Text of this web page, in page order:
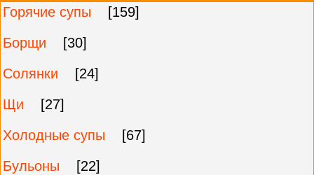
Горячие супы
[159]
Борщи
[30]
Солянки
[24]
Щи
[27]
Холодные супы
[67]
Бульоны
[22]